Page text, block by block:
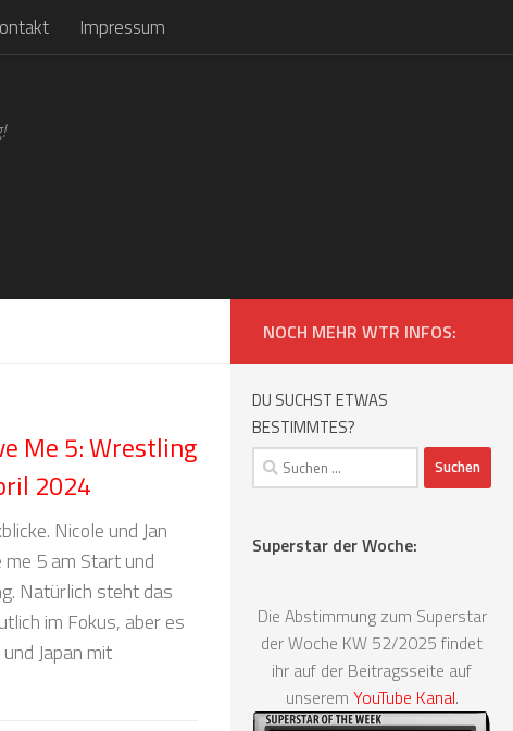
Impressum
Me 5: Wrestling
2024
Nicole und Jan
5 am Start und
Natürlich steht das
im Fokus, aber es
Japan mit
NOCH MEHR WTR INFOS:
DU SUCHST ETWAS
BESTIMMTES?
Suchen
nach:
Superstar der Woche:
Die Abstimmung zum Superstar
der Woche KW 52/2025 findet
ihr auf der Beitragsseite auf
unserem YouTube Kanal.